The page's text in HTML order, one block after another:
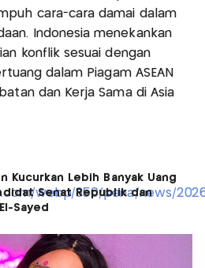
cara-cara damai dalam
Indonesia menekankan
konflik sesuai dengan
dalam Piagam ASEAN
dan Kerja Sama di Asia
Kucurkan Lebih Banyak Uang
Senat Republik dan
Sayed